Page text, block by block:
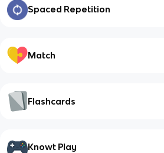
Spaced Repetition
Match
Flashcards
Knowt Play